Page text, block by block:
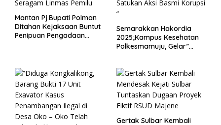
Mantan Pj.Bupati Polman
Ditahan Kejaksaan Buntut
Penipuan Pengadaan
Semarakkan Hakordia
2025;Kampus Kesehatan
Polkesmamuju, Gelar”
Gertak Sulbar Kembali